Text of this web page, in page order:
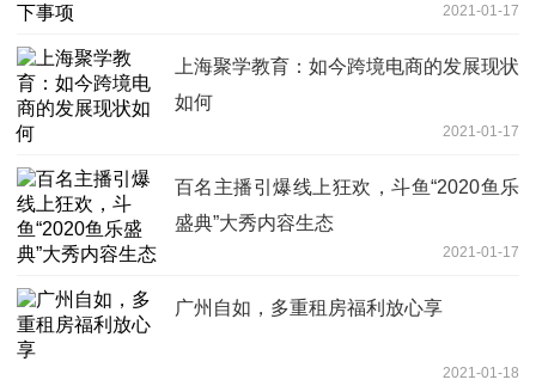
2021-01-17
上海聚学教育：如今跨境电商的发展现状
如何
2021-01-17
百名主播引爆线上狂欢，斗鱼“2020鱼乐
盛典”大秀内容生态
2021-01-17
广州自如，多重租房福利放心享
2021-01-18